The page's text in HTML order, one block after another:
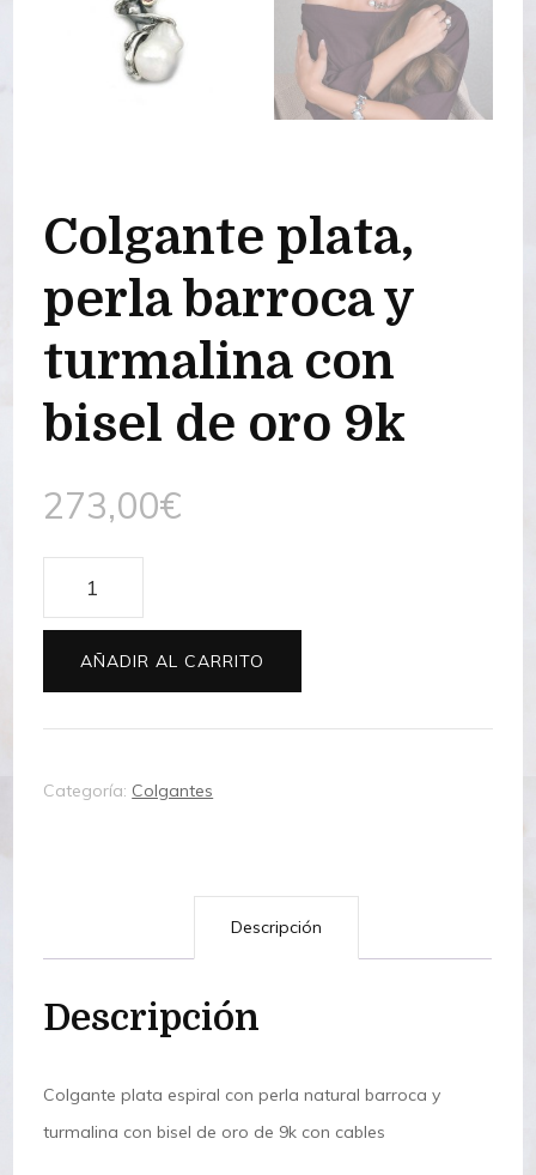
Colgante plata,
perla barroca y
turmalina con
bisel de oro 9k
273,00€
Colgante
plata,
perla
barroca
y
con
AÑADIR AL CARRITO
Categoría: Colgantes
Descripción
Descripción
Colgante plata espiral con perla natural barroca y
turmalina con bisel de oro de 9k con cables